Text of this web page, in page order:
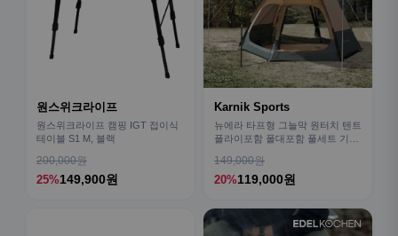
원스위크라이프
원스위크라이프 캠핑 IGT 접이식
테이블 S1 M, 블랙
200,000원
25%149,900원
Karnik Sports
뉴에라 타프형 그늘막 원터치 텐트
플라이포함 폴대포함 풀세트 기본
149,000원
20%119,000원